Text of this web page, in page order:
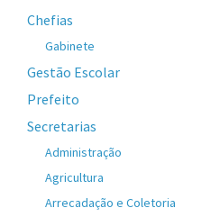
Chefias
Gabinete
Gestão Escolar
Prefeito
Secretarias
Administração
Agricultura
Arrecadação e Coletoria